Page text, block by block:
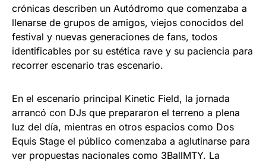
crónicas describen un Autódromo que comenzaba a
llenarse de grupos de amigos, viejos conocidos del
festival y nuevas generaciones de fans, todos
identificables por su estética rave y su paciencia para
recorrer escenario tras escenario.
En el escenario principal Kinetic Field, la jornada
arrancó con DJs que prepararon el terreno a plena
luz del día, mientras en otros espacios como Dos
Equis Stage el público comenzaba a aglutinarse para
ver propuestas nacionales como 3BallMTY. La